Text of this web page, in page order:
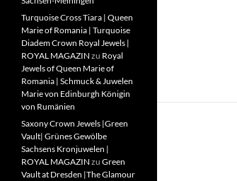
Turquoise Cross Tiara | Queen
Marie of Romania | Turquoise
Diadem Crown Royal Jewels |
ROYAL MAGAZIN zu Royal
Jewels of Queen Marie of
Romania | Schmuck & Juwelen
Marie von Edinburgh Königin
von Rumänien
Saxony Crown Jewels |Green
Vault| Grünes Gewölbe
Sachsens Kronjuwelen |
ROYAL MAGAZIN zu Green
Vault at Dresden |The Glamour